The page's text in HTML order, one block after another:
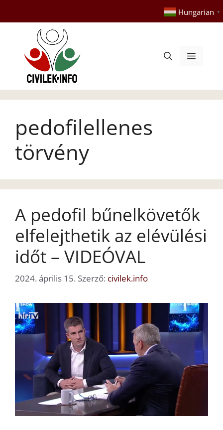
tartalomba
Hungarian ▼
Menü
pedofilellenes
törvény
A pedofil bűnelkövetők
elfelejthetik az elévülési
időt – VIDEÓVAL
2024. április 15. Szerző: civilek.info